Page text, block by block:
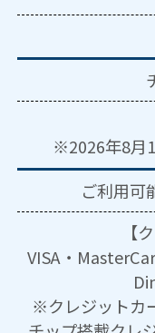
※2026年8月
ご利用可
【
VISA・
※クレジットカ